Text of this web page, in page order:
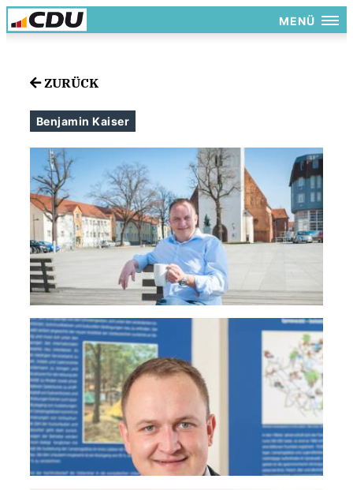
MENÜ
ZURÜCK
Benjamin Kaiser